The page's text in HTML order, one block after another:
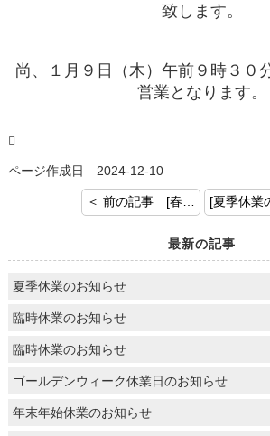
致します。
尚、１月９日（木）午前９時３０
営業となります。

ページ作成日 2024-12-10
最新の記事
夏季休業のお知らせ
臨時休業のお知らせ
臨時休業のお知らせ
ゴールデンウィーク休業日のお知らせ
年末年始休業のお知らせ